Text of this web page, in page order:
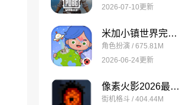
2026-07-10更新
米加小镇世界完整版
角色扮演 / 675.81M
2026-06-24更新
像素火影2026最新版
街机格斗 / 404.44M